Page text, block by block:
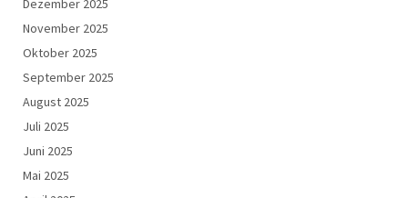
November 2025
Oktober 2025
September 2025
August 2025
Juli 2025
Juni 2025
Mai 2025